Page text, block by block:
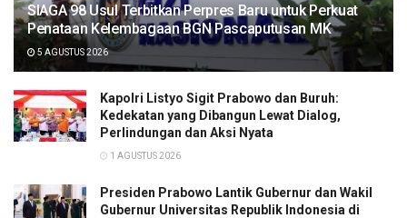
SIAGA 98 Usul Terbitkan Perpres Baru untuk Perkuat
Penataan Kelembagaan BGN Pascaputusan MK
5 AGUSTUS 2026
Kapolri Listyo Sigit Prabowo dan Buruh:
Kedekatan yang Dibangun Lewat Dialog,
Perlindungan dan Aksi Nyata
1 AGUSTUS 2026
Presiden Prabowo Lantik Gubernur dan Wakil
Gubernur Universitas Republik Indonesia di